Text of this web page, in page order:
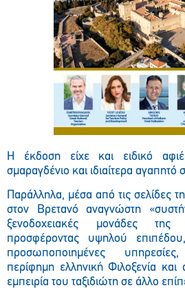
Η έκδοση είχε και ειδικό
σμαραγδένιο και ιδιαίτερα αγαπητό
Παράλληλα, μέσα από τις σελίδες
στον Βρετανό αναγνώστη
ξενοδοχειακές μονάδες
προσφέροντας υψηλού
προσωποποιημένες
περίφημη ελληνική Φιλοξενία
εμπειρία του ταξιδιώτη σε άλλο